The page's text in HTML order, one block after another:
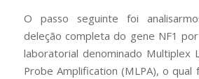
O passo seguinte foi
deleção completa do gene NF1
laboratorial denominado Multiplex
Probe Amplification (MLPA), o qual